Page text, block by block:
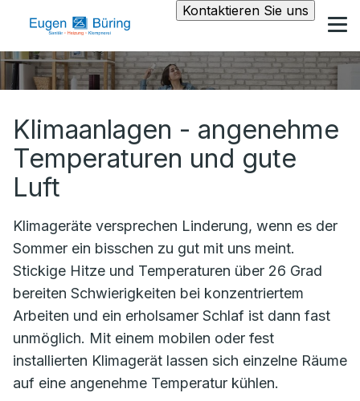
Kontaktieren Sie uns
Klimaanlagen - angenehme
Temperaturen und gute
Luft
Klimageräte versprechen Linderung, wenn es der
Sommer ein bisschen zu gut mit uns meint.
Stickige Hitze und Temperaturen über 26 Grad
bereiten Schwierigkeiten bei konzentriertem
Arbeiten und ein erholsamer Schlaf ist dann fast
unmöglich. Mit einem mobilen oder fest
installierten Klimagerät lassen sich einzelne Räume
auf eine angenehme Temperatur kühlen.